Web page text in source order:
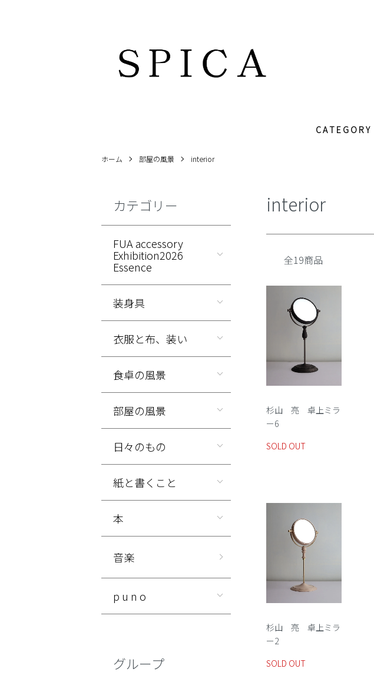
C A T E G O R Y
ホーム 部屋の風景 interior
interior
全19商品
杉山 亮 卓上ミラ
ー6
SOLD OUT
杉山 亮 卓上ミラ
ー2
SOLD OUT
カテゴリー
FUA accessory
Exhibition2026
Essence
装身具
衣服と布、装い
食卓の風景
部屋の風景
日々のもの
紙と書くこと
本
音楽
p u n o
グループ